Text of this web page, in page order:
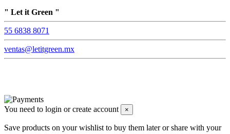
" Let it Green "
55 6838 8071
ventas@letitgreen.mx
You need to login or create account ×
Save products on your wishlist to buy them later or share with your